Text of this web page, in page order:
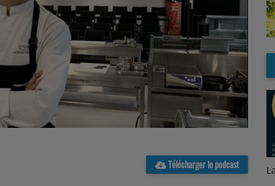
Télécharger le podcast